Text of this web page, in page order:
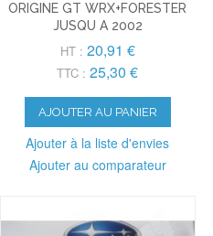
ORIGINE GT WRX+FORESTER
JUSQU A 2002
HT : 20,91 €
TTC : 25,30 €
AJOUTER AU PANIER
Ajouter à la liste d'envies
Ajouter au comparateur